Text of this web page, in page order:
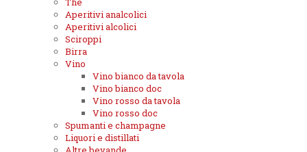
Aperitivi analcolici
Aperitivi alcolici
Sciroppi
Birra
Vino
Vino bianco da tavola
Vino bianco doc
Vino rosso da tavola
Vino rosso doc
Spumanti e champagne
Liquori e distillati